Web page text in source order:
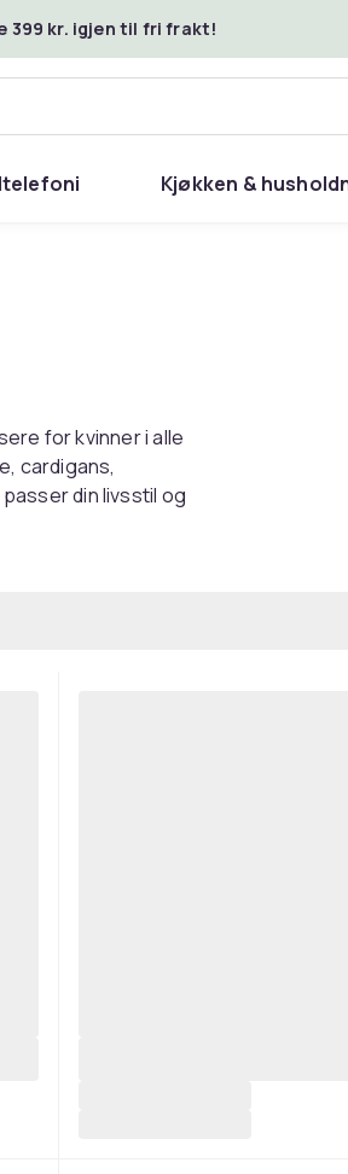
399 kr. igjen til fri frakt!
Kjøkken &
for kvinner i alle
cardigans,
din livsstil og